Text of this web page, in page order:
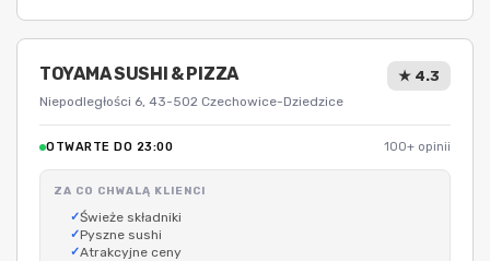
TOYAMA SUSHI & PIZZA
Niepodległości 6, 43-502 Czechowice-Dziedzice
★ 4.3
OTWARTE DO 23:00 100+ opinii
ZA CO CHWALĄ KLIENCI
Świeże składniki
Pyszne sushi
Atrakcyjne ceny